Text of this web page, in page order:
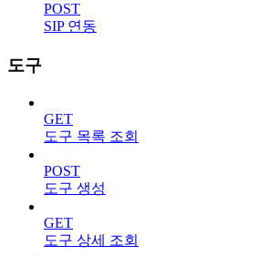
POST
SIP 연동
도구
GET
도구 목록 조회
POST
도구 생성
GET
도구 상세 조회